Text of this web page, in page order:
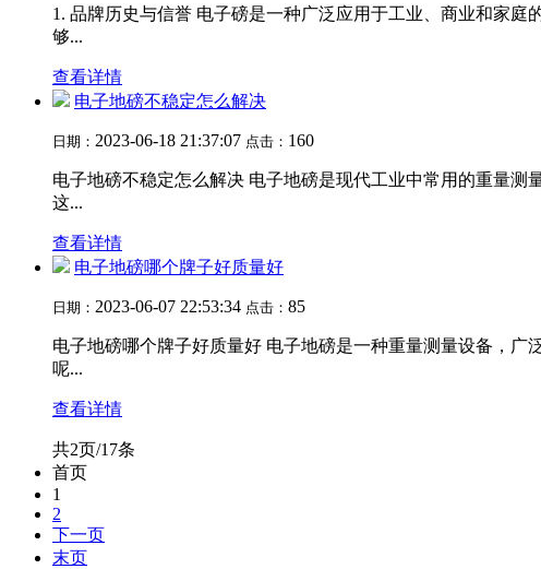
1. 品牌历史与信誉 电子磅是一种广泛应用于工业、商业和家
够...
查看详情
电子地磅不稳定怎么解决
日期： 2023-06-18 21:37:07 点击： 160
电子地磅不稳定怎么解决 电子地磅是现代工业中常用的重量测
这...
查看详情
电子地磅哪个牌子好质量好
日期： 2023-06-07 22:53:34 点击： 85
电子地磅哪个牌子好质量好 电子地磅是一种重量测量设备，
呢...
查看详情
共2页/17条
首页
1
2
下一页
末页